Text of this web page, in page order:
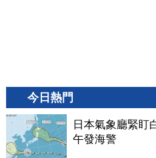
今日熱門
日本氣象廳緊盯
午發海警